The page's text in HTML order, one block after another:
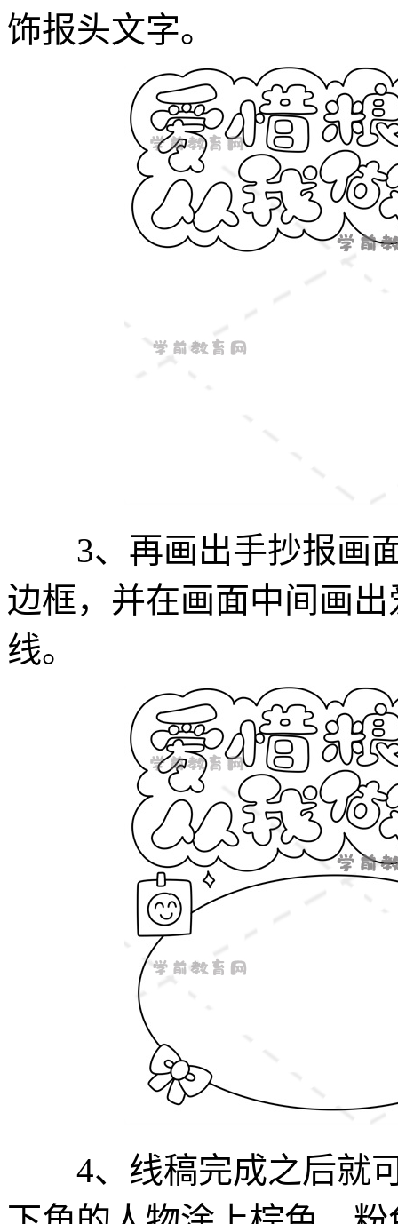
饰报头文字。
3、再画出手抄报画面
边框，并在画面中间画
线。
4、线稿完成之后就可